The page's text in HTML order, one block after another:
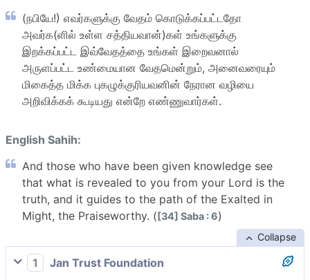
(நபியே!) எவர்களுக்கு வேதம் கொடுக்கப்பட்டதோ
அவர்க(ளில் உள்ள சத்தியவான்)கள் உங்களுக்கு
இறக்கப்பட்ட இவ்வேதத்தை உங்கள் இறைவனால்
அருளப்பட்ட உண்மையான வேதமென்றும், அனைவரையும்
மிகைத்த மிக்க புகழுக்குரியவனின் நேரான வழியை
அறிவிக்கக் கூடியது என்றே எண்ணுவார்கள்.
English Sahih:
And those who have been given knowledge see
that what is revealed to you from your Lord is the
truth, and it guides to the path of the Exalted in
Might, the Praiseworthy. ([34] Saba : 6)
Collapse
1
Jan Trust Foundation